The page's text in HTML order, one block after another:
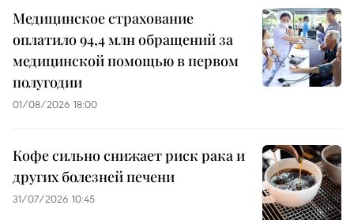
Медицинское страхование
оплатило 94,4 млн обращений за
медицинской помощью в первом
полугодии
01/08/2026 18:00
Кофе сильно снижает риск рака и
других болезней печени
31/07/2026 10:45